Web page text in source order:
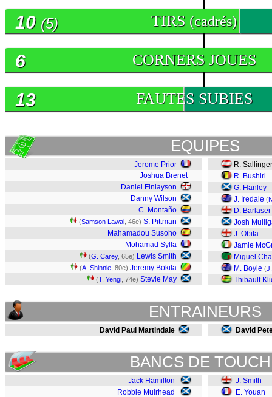
TIRS (cadrés)
10 (5)
CORNERS JOUES
6
FAUTES SUBIES
13
EQUIPES
Jerome Prior
Joshua Brenet
Daniel Finlayson
Danny Wilson
C. Montaño
(Samson Lawal , 46e) S. Pittman
Mahamadou Susoho
Mohamad Sylla
(G. Carey, 65e) Lewis Smith
(A. Shinnie , 80e) Jeremy Bokila
(T. Yengi , 74e) Stevie May
R. Sallinger
R. Bushiri
G. Hanley
J. Iredale (
D. Barlaser
Josh
J. Obita
Jamie
Miguel
M. Boyle (
Thibault
ENTRAINEURS
David Paul Martindale David
BANCS DE
Jack Hamilton
Robbie Muirhead
J. Smith
E. Youan